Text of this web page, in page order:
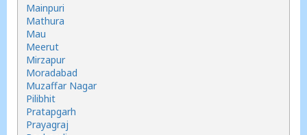
Mainpuri
Mathura
Mau
Meerut
Mirzapur
Moradabad
Muzaffar Nagar
Pilibhit
Pratapgarh
Prayagraj